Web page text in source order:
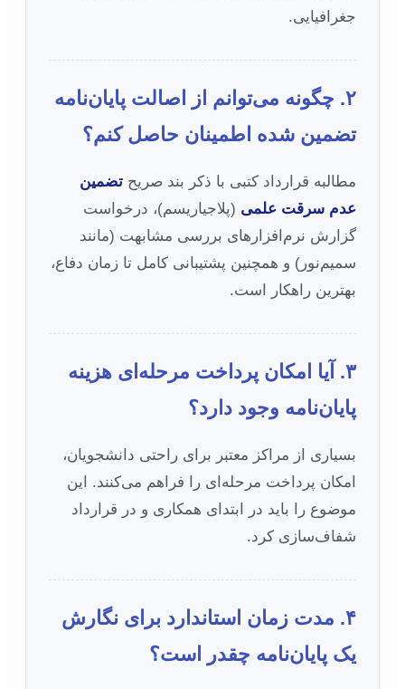
جغرافیایی.
۲. چگونه می‌توانم از اصالت پایان‌نامه
تضمین شده اطمینان حاصل کنم؟
مطالبه قرارداد کتبی با ذکر بند صریح تضمین
عدم سرقت علمی (پلاجیاریسم)، درخواست
گزارش نرم‌افزارهای بررسی مشابهت (مانند
سمیم‌نور) و همچنین پشتیبانی کامل تا زمان دفاع،
بهترین راهکار است.
۳. آیا امکان پرداخت مرحله‌ای هزینه
پایان‌نامه وجود دارد؟
بسیاری از مراکز معتبر برای راحتی دانشجویان،
امکان پرداخت مرحله‌ای را فراهم می‌کنند. این
موضوع را باید در ابتدای همکاری و در قرارداد
شفاف‌سازی کرد.
۴. مدت زمان استاندارد برای نگارش
یک پایان‌نامه چقدر است؟